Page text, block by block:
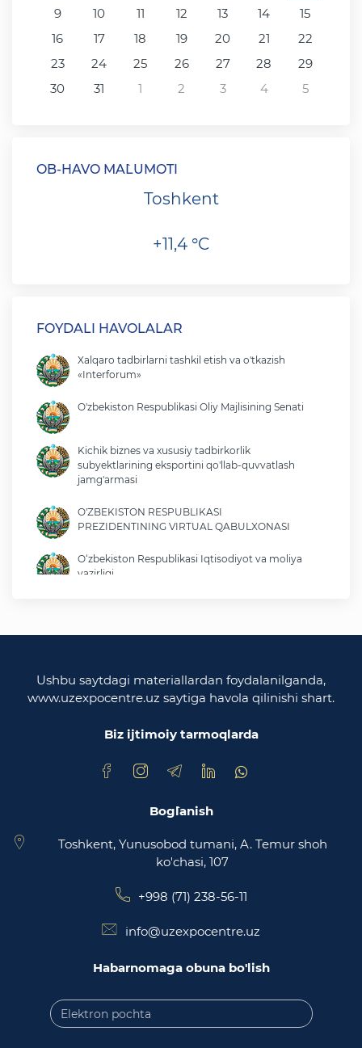
9
10 11 12 13 14
15
16
17 18 19 20 21
22
23
24 25 26 27 28
29
30
31 1 2 3 4 5
OB-HAVO MA`LUMOTI
Toshkent
+11,4 °C
FOYDALI HAVOLALAR
Xalqaro tadbirlarni tashkil etish va o'tkazish
«Interforum»
O'zbekiston Respublikasi Oliy Majlisining Senati
Kichik biznes va xususiy tadbirkorlik
subyektlarining eksportini qo'llab-quvvatlash
jamg'armasi
O'ZBEKISTON RESPUBLIKASI
PREZIDENTINING VIRTUAL QABULXONASI
O‘zbekiston Respublikasi Iqtisodiyot va moliya
vazirligi
O‘zbekiston Respublikasi Adliya vazirligi
Trade Uzbekistan milliy eksportbop savdo
Ushbu saytdagi materiallardan foydalanilganda,
www.uzexpocentre.uz saytiga havola qilinishi shart.
Biz ijtimoiy tarmoqlarda
Bog`lanish
Toshkent, Yunusobod tumani, A. Temur shoh
ko'chasi, 107
+998 (71) 238-56-11
info@uzexpocentre.uz
Habarnomaga obuna bo'lish